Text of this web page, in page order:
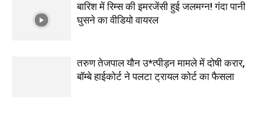
बारिश में रिम्स की इमरजेंसी हुई जलमग्न! गंदा पानी
घुसने का वीडियो वायरल
तरुण तेजपाल यौन उ*त्पीड़न मामले में दोषी करार,
बॉम्बे हाईकोर्ट ने पलटा ट्रायल कोर्ट का फैसला